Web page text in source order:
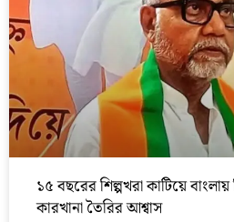
১৫ বছরের শিল্পখরা কাটিয়ে
কারখানা তৈরির আশ্বাস